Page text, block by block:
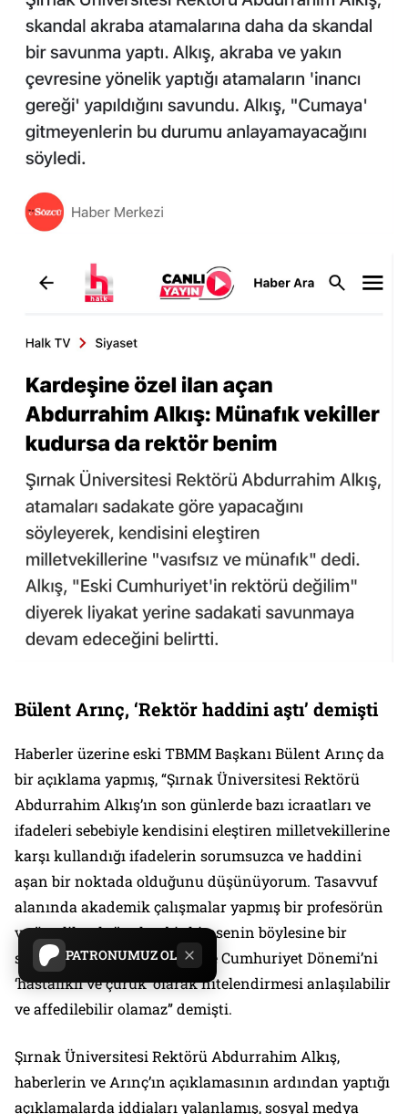
PATRONUMUZ OL
Bülent Arınç, ‘Rektör haddini aştı’ demişti
Haberler üzerine eski TBMM Başkanı Bülent Arınç da
bir açıklama yapmış, “Şırnak Üniversitesi Rektörü
Abdurrahim Alkış’ın son günlerde bazı icraatları ve
ifadeleri sebebiyle kendisini eleştiren milletvekillerine
karşı kullandığı ifadelerin sorumsuzca ve haddini
aşan bir noktada olduğunu düşünüyorum. Tasavvuf
alanında akademik çalışmalar yapmış bir profesörün
ve üstelik rektör olan bir kimsenin böylesine bir
saygısızlığa imza atmasını ve Cumhuriyet Dönemi’ni
‘hastalıklı ve çürük’ olarak nitelendirmesi anlaşılabilir
ve affedilebilir olamaz” demişti.
Şırnak Üniversitesi Rektörü Abdurrahim Alkış,
haberlerin ve Arınç’ın açıklamasının ardından yaptığı
açıklamalarda iddiaları yalanlamış, sosyal medya